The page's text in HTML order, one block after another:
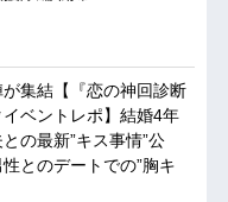
集結【『恋の神回診断
ベントレポ】結婚4年
の最新”キス事情”公
とのデートでの”胸キ